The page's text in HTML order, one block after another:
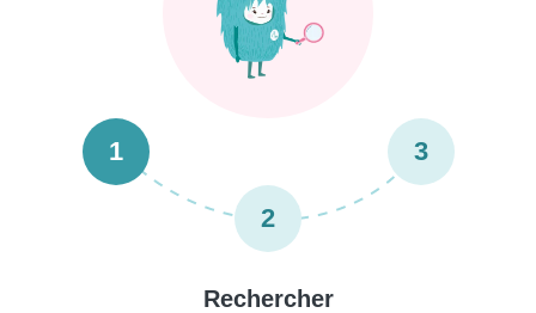
1
2
3
Rechercher